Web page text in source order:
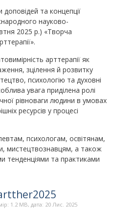
та концепції
науково-
2025 р.) «Творча
арттерапії як
зцілення й розвитку
психологію та духовні
увага приділена ролі
рівноваги людини в умовах
ресурсів у процесі
психологам, освітянам,
мистецтвознавцям, а також
тенденціями та практиками
1.2 MB, дата: 20 Лис. 2025